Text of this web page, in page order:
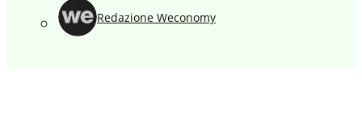
Redazione Weconomy